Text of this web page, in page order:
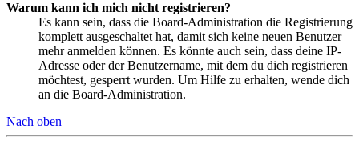
Warum kann ich mich nicht registrieren?
Es kann sein, dass die Board-Administration die Registrierung
komplett ausgeschaltet hat, damit sich keine neuen Benutzer
mehr anmelden können. Es könnte auch sein, dass deine IP-
Adresse oder der Benutzername, mit dem du dich registrieren
möchtest, gesperrt wurden. Um Hilfe zu erhalten, wende dich
an die Board-Administration.
Nach oben